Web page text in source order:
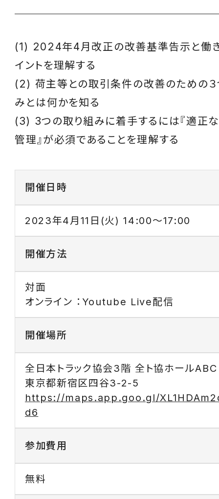
(1) 2024年4月改正の改善基準告示と働
イントを理解する
(2) 荷主等との取引条件の改善のための３
みとは何かを知る
(3) 3つの取り組みに着手するには『適正
管理』が必須であることを理解する
開催日時
2023年4月11日(火) 14:00～17:00
開催方法
対面
オンライン ：Youtube Live配信
開催場所
全日本トラック協会3階 全ト協ホールABC
東京都新宿区四谷3-2-5
https://maps.app.goo.gl/
d6
参加費用
無料